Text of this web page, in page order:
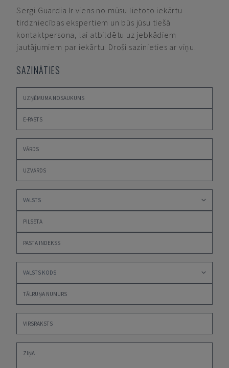
Sergi Guardia Ir viens no mūsu lietoto iekārtu
tirdzniecības ekspertiem un būs jūsu tiešā
kontaktpersona, lai atbildētu uz jebkādiem
jautājumiem par iekārtu. Droši sazinieties ar viņu.
SAZINĀTIES